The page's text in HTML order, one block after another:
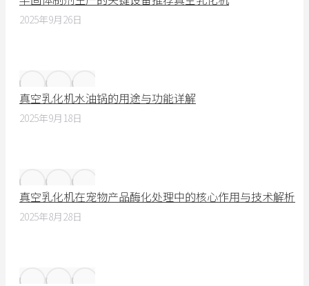
2025年9月26日
真空乳化机水油锅的用途与功能详解
2025年9月18日
真空乳化机在宠物产品酶化处理中的核心作用与技术解析
2025年8月28日